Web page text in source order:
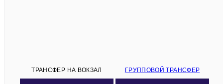
ТРАНСФЕР НА ВОКЗАЛ ГРУППОВОЙ ТРАНСФЕР